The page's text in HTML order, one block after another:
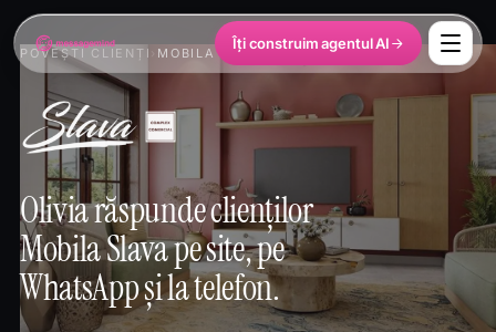
Îți construim agentul AI
POVEȘTI CLIENȚI MOBILA SLAVA
Olivia răspunde clienților
Mobila Slava pe site, pe
WhatsApp și la telefon.